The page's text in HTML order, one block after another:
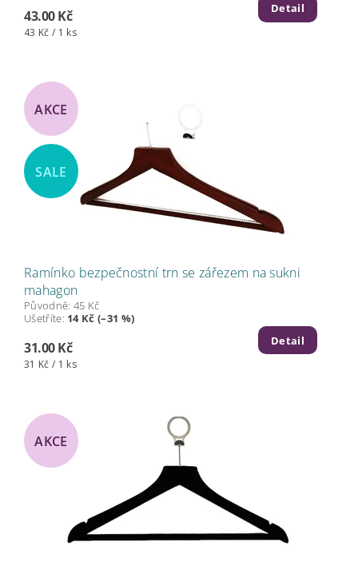
43.00 Kč
43 Kč / 1 ks
Detail
AKCE
SALE
Ramínko bezpečnostní trn se zářezem na sukni
mahagon
Původně: 45 Kč
Ušetříte: 14 Kč (–31 %)
31.00 Kč
31 Kč / 1 ks
Detail
AKCE